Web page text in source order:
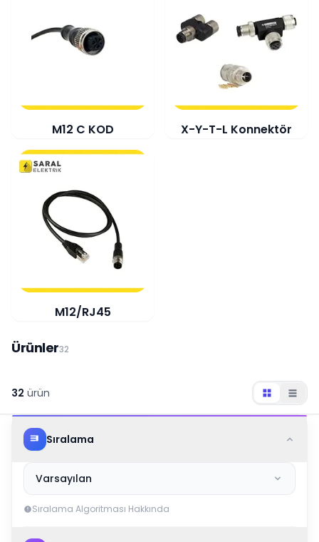
M12 C KOD X-Y-T-L Konnektör
M12/RJ45
Ürünler32
32 ürün
Sıralama
Varsayılan
Sıralama Algoritması Hakkında